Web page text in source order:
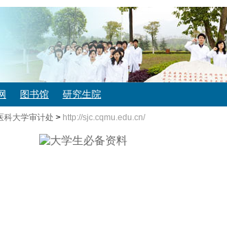
图书馆 研究生院
科大学审计处 > http://sjc.cqmu.edu.cn/